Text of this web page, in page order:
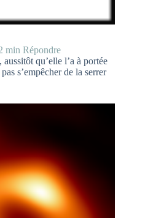
min Répondre
aussitôt qu’elle l’a à portée
s’empêcher de la serrer